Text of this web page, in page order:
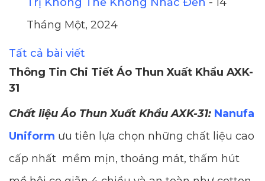
Tháng Một, 2024
Tất cả bài viết
Thông Tin Chi Tiết Áo Thun Xuất Khẩu AXK-
31
Chất liệu Áo Thun Xuất Khẩu AXK-31: Nanufa
Uniform ưu tiên lựa chọn những chất liệu cao
cấp nhất mềm mịn, thoáng mát, thấm hút